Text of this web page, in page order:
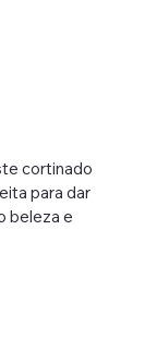
cortinado
para dar
beleza e